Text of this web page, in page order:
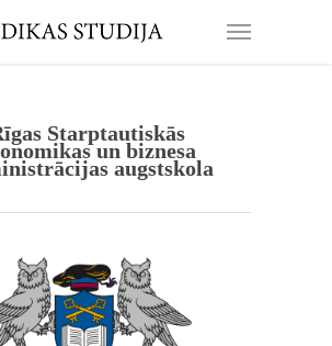
Starptautiskās
un biznesa
augstskola